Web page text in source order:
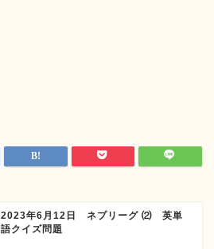
2023年6月12日 ネプリーグ ⑵ 英単
語クイズ問題